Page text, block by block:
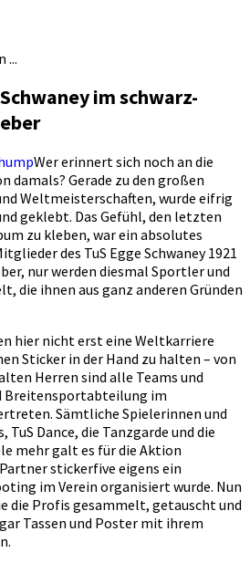
...
im schwarz-
Wer erinnert sich noch an die
damals? Gerade zu den großen
Weltmeisterschaften, wurde eifrig
geklebt. Das Gefühl, den letzten
zu kleben, war ein absolutes
des TuS Egge Schwaney 1921
nur werden diesmal Sportler und
die ihnen aus ganz anderen Gründen
hier nicht erst eine Weltkarriere
Sticker in der Hand zu halten – von
Herren sind alle Teams und
Breitensportabteilung im
Sämtliche Spielerinnen und
Dance, die Tanzgarde und die
mehr galt es für die Aktion
stickerfive eigens ein
im Verein organisiert wurde. Nun
die Profis gesammelt, getauscht und
Tassen und Poster mit ihrem